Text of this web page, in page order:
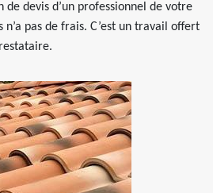
devis d’un professionnel de votre
pas de frais. C’est un travail offert